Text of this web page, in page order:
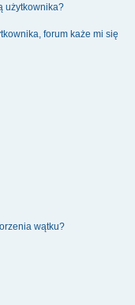
użytkownika?
forum każe mi się
wątku?